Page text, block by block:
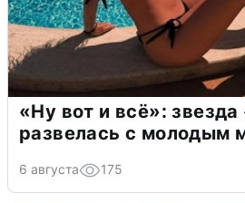
«Ну вот и всё»:
развелась с молодым
6 августа 175